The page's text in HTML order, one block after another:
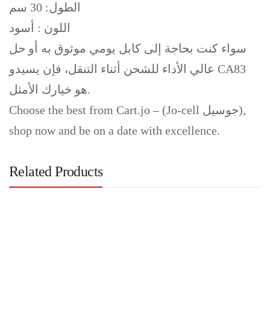
الطول: 30 سم
اللون : أسود
سواء كنت بحاجة إلى كابل يومي موثوق به أو حل
عالي الأداء للشحن أثناء التنقل، فإن يسيدو CA83
هو خيارك الأمثل.
Choose the best from Cart.jo – (Jo-cell جوسيل),
shop now and be on a date with excellence.
Related Products